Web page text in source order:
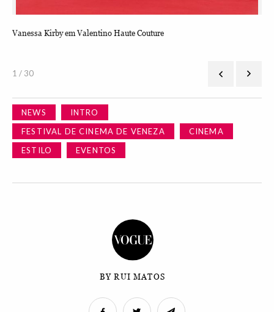
Vanessa Kirby em Valentino Haute Couture
1 / 30
NEWS
INTRO
FESTIVAL DE CINEMA DE VENEZA
CINEMA
ESTILO
EVENTOS
BY RUI MATOS